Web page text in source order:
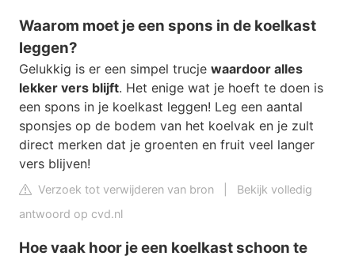
Waarom moet je een spons in de koelkast
leggen?
Gelukkig is er een simpel trucje waardoor alles
lekker vers blijft. Het enige wat je hoeft te doen is
een spons in je koelkast leggen! Leg een aantal
sponsjes op de bodem van het koelvak en je zult
direct merken dat je groenten en fruit veel langer
vers blijven!
Verzoek tot verwijderen van bron
Bekijk volledig
antwoord op cvd.nl
Hoe vaak hoor je een koelkast schoon te